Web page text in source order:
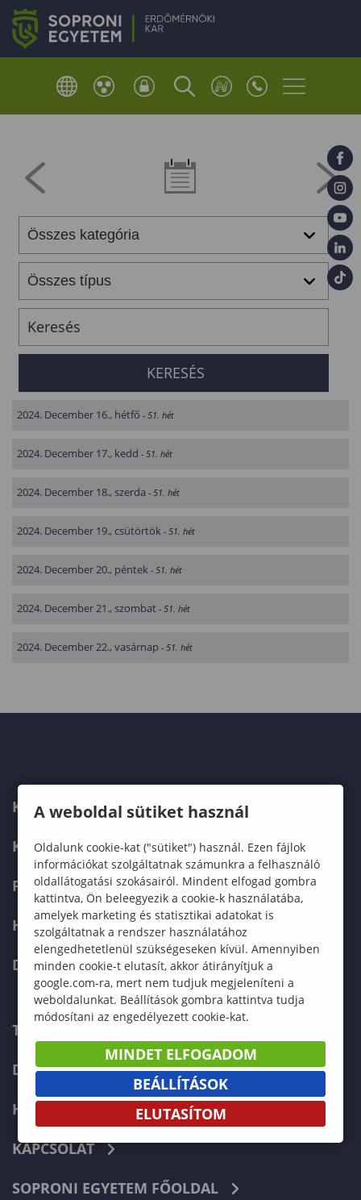
2024. December 16., hétfő - 51. hét
2024. December 17., kedd - 51. hét
2024. December 18., szerda - 51. hét
2024. December 19., csütörtök - 51. hét
2024. December 20., péntek - 51. hét
2024. December 21., szombat - 51. hét
2024. December 22., vasárnap - 51. hét
KARUNK
KÉPZÉSEK
FELVÉTELIZŐKNEK
HALLGATÓKNAK
DOKTORI ISKOLA
TELEFONKÖNYV
DOKUMENTUMOK
HÍREK
KAPCSOLAT
SOPRONI EGYETEM FŐOLDAL
A weboldal sütiket használ
Oldalunk cookie-kat ("sütiket") használ. Ezen fájlok
információkat szolgáltatnak számunkra a felhasználó
oldallátogatási szokásairól. Mindent elfogad gombra
kattintva, Ön beleegyezik a cookie-k használatába,
amelyek marketing és statisztikai adatokat is
szolgáltatnak a rendszer használatához
elengedhetetlenül szükségeseken kívül. Amennyiben
minden cookie-t elutasít, akkor átirányítjuk a
google.com-ra, mert nem tudjuk megjeleníteni a
weboldalunkat. Beállítások gombra kattintva tudja
módosítani az engedélyezett cookie-kat.
MINDET ELFOGADOM
BEÁLLÍTÁSOK
ELUTASÍTOM